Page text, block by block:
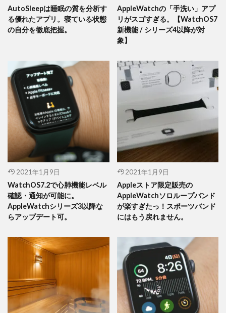
AutoSleepは睡眠の質を分析す
る優れたアプリ。寝ている状態
の自分を徹底把握。
AppleWatchの「手洗い」アプ
リがスゴすぎる。【WatchOS7
新機能 / シリーズ4以降が対
象】
2021年1月9日
WatchOS7.2で心肺機能レベル
確認・通知が可能に。
AppleWatchシリーズ3以降な
らアップデート可。
2021年1月9日
Appleストア限定販売の
AppleWatchソロループバンド
が楽すぎたっ！スポーツバンド
にはもう戻れません。